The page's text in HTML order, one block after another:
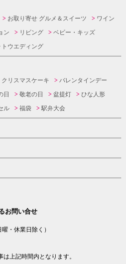
お取り寄せ グルメ＆スイーツ
ワイン
ン リビング
ベビー・キッズ
ウエディング
クリスマスケーキ
バレンタインデー
日 敬老の日 盆提灯
ひな人形
ル 福袋 駅弁大会
お問い合せ
・休業日除く）
上記時間内となります。